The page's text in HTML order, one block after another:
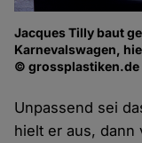
Jacques Tilly baut
Karnevalswagen,
© grossplastiken.de
Unpassend sei
hielt er aus, dann